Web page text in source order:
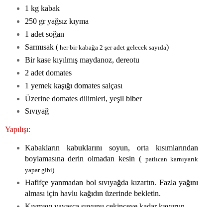
1 kg kabak
250 gr yağsız kıyma
1 adet soğan
Sarmısak (her bir kabağa 2 şer adet gelecek sayıda)
Bir kase kıyılmış maydanoz, dereotu
2 adet domates
1 yemek kaşığı domates salçası
Üzerine domates dilimleri, yeşil biber
Sıvıyağ
Yapılışı:
Kabakların kabuklarını soyun, orta kısımlarından
boylamasına derin olmadan kesin ( patlıcan karnıyarık
yapar gibi).
Hafifçe yanmadan bol sıvıyağda kızartın. Fazla yağını
alması için havlu kağıdın üzerinde bekletin.